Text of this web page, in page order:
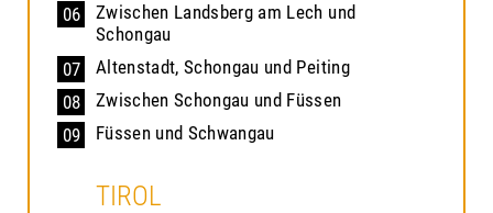
06
Zwischen Landsberg am Lech und
Schongau
07
Altenstadt, Schongau und Peiting
08
Zwischen Schongau und Füssen
09
Füssen und Schwangau
TIROL